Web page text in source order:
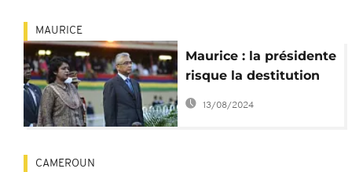
MAURICE
Maurice : la présidente
risque la destitution
après un scandale de
13/08/2024
CAMEROUN